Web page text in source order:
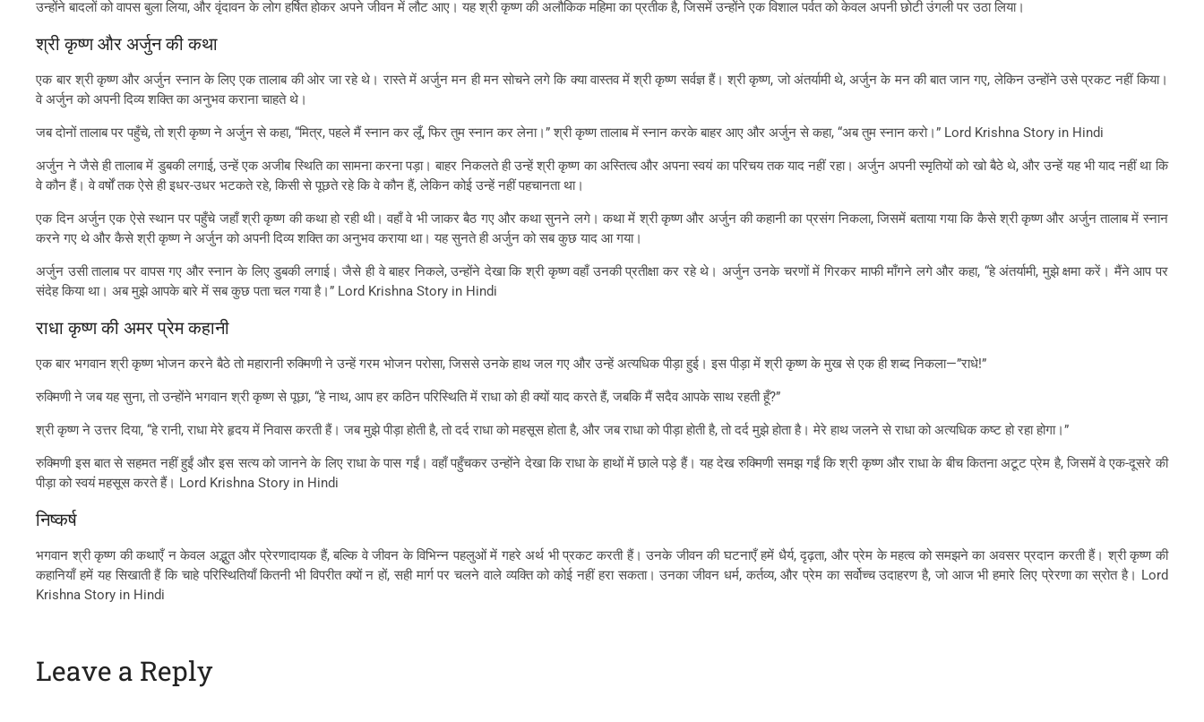
उन्होंने बादलों को वापस बुला लिया, और वृंदावन के लोग हर्षित होकर अपने जीवन में लौट आए। यह श्री कृष्ण की अलौकिक महिमा का प्रतीक है, जिसमें उन्होंने एक विशाल पर्वत को केवल अपनी छोटी उंगली पर उठा लिया।
श्री कृष्ण और अर्जुन की कथा
एक बार श्री कृष्ण और अर्जुन स्नान के लिए एक तालाब की ओर जा रहे थे। रास्ते में अर्जुन मन ही मन सोचने लगे कि क्या वास्तव में श्री कृष्ण सर्वज्ञ हैं। श्री कृष्ण, जो अंतर्यामी थे, अर्जुन के मन की बात जान गए, लेकिन उन्होंने उसे प्रकट नहीं किया।
वे अर्जुन को अपनी दिव्य शक्ति का अनुभव कराना चाहते थे।
जब दोनों तालाब पर पहुँचे, तो श्री कृष्ण ने अर्जुन से कहा, “मित्र, पहले मैं स्नान कर लूँ, फिर तुम स्नान कर लेना।” श्री कृष्ण तालाब में स्नान करके बाहर आए और अर्जुन से कहा, “अब तुम स्नान करो।” Lord Krishna Story in Hindi
अर्जुन ने जैसे ही तालाब में डुबकी लगाई, उन्हें एक अजीब स्थिति का सामना करना पड़ा। बाहर निकलते ही उन्हें श्री कृष्ण का अस्तित्व और अपना स्वयं का परिचय तक याद नहीं रहा। अर्जुन अपनी स्मृतियों को खो बैठे थे, और उन्हें यह भी याद नहीं था कि
वे कौन हैं। वे वर्षों तक ऐसे ही इधर-उधर भटकते रहे, किसी से पूछते रहे कि वे कौन हैं, लेकिन कोई उन्हें नहीं पहचानता था।
एक दिन अर्जुन एक ऐसे स्थान पर पहुँचे जहाँ श्री कृष्ण की कथा हो रही थी। वहाँ वे भी जाकर बैठ गए और कथा सुनने लगे। कथा में श्री कृष्ण और अर्जुन की कहानी का प्रसंग निकला, जिसमें बताया गया कि कैसे श्री कृष्ण और अर्जुन तालाब में स्नान
करने गए थे और कैसे श्री कृष्ण ने अर्जुन को अपनी दिव्य शक्ति का अनुभव कराया था। यह सुनते ही अर्जुन को सब कुछ याद आ गया।
अर्जुन उसी तालाब पर वापस गए और स्नान के लिए डुबकी लगाई। जैसे ही वे बाहर निकले, उन्होंने देखा कि श्री कृष्ण वहाँ उनकी प्रतीक्षा कर रहे थे। अर्जुन उनके चरणों में गिरकर माफी माँगने लगे और कहा, “हे अंतर्यामी, मुझे क्षमा करें। मैंने आप पर
संदेह किया था। अब मुझे आपके बारे में सब कुछ पता चल गया है।” Lord Krishna Story in Hindi
राधा कृष्ण की अमर प्रेम कहानी
एक बार भगवान श्री कृष्ण भोजन करने बैठे तो महारानी रुक्मिणी ने उन्हें गरम भोजन परोसा, जिससे उनके हाथ जल गए और उन्हें अत्यधिक पीड़ा हुई। इस पीड़ा में श्री कृष्ण के मुख से एक ही शब्द निकला—”राधे!”
रुक्मिणी ने जब यह सुना, तो उन्होंने भगवान श्री कृष्ण से पूछा, “हे नाथ, आप हर कठिन परिस्थिति में राधा को ही क्यों याद करते हैं, जबकि मैं सदैव आपके साथ रहती हूँ?”
श्री कृष्ण ने उत्तर दिया, “हे रानी, राधा मेरे हृदय में निवास करती हैं। जब मुझे पीड़ा होती है, तो दर्द राधा को महसूस होता है, और जब राधा को पीड़ा होती है, तो दर्द मुझे होता है। मेरे हाथ जलने से राधा को अत्यधिक कष्ट हो रहा होगा।”
रुक्मिणी इस बात से सहमत नहीं हुईं और इस सत्य को जानने के लिए राधा के पास गईं। वहाँ पहुँचकर उन्होंने देखा कि राधा के हाथों में छाले पड़े हैं। यह देख रुक्मिणी समझ गईं कि श्री कृष्ण और राधा के बीच कितना अटूट प्रेम है, जिसमें वे एक-दूसरे की
पीड़ा को स्वयं महसूस करते हैं। Lord Krishna Story in Hindi
निष्कर्ष
भगवान श्री कृष्ण की कथाएँ न केवल अद्भुत और प्रेरणादायक हैं, बल्कि वे जीवन के विभिन्न पहलुओं में गहरे अर्थ भी प्रकट करती हैं। उनके जीवन की घटनाएँ हमें धैर्य, दृढ़ता, और प्रेम के महत्व को समझने का अवसर प्रदान करती हैं। श्री कृष्ण की
कहानियाँ हमें यह सिखाती हैं कि चाहे परिस्थितियाँ कितनी भी विपरीत क्यों न हों, सही मार्ग पर चलने वाले व्यक्ति को कोई नहीं हरा सकता। उनका जीवन धर्म, कर्तव्य, और प्रेम का सर्वोच्च उदाहरण है, जो आज भी हमारे लिए प्रेरणा का स्रोत है। Lord
Krishna Story in Hindi
Leave a Reply